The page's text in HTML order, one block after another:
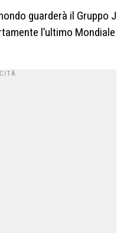
guarderà il Gruppo J
l’ultimo Mondiale